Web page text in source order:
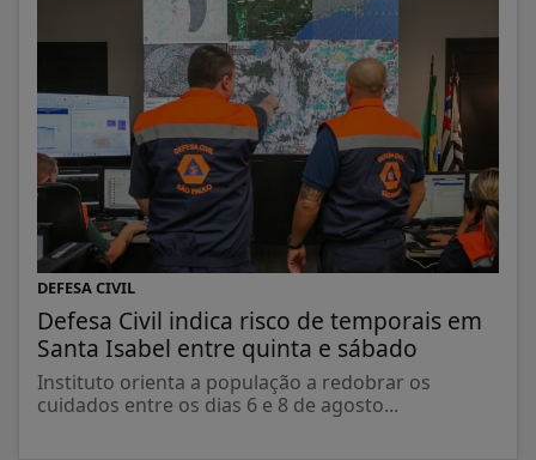
DEFESA CIVIL
Defesa Civil indica risco de temporais em
Santa Isabel entre quinta e sábado
Instituto orienta a população a redobrar os
cuidados entre os dias 6 e 8 de agosto...